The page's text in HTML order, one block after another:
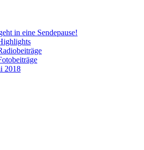
in eine Sendepause!
2018